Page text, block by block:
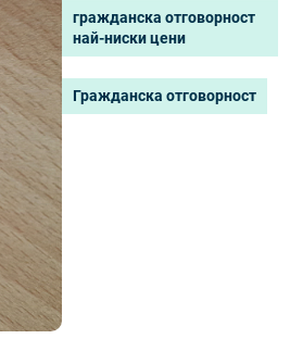
гражданска отговорност
най-ниски цени
Гражданска отговорност